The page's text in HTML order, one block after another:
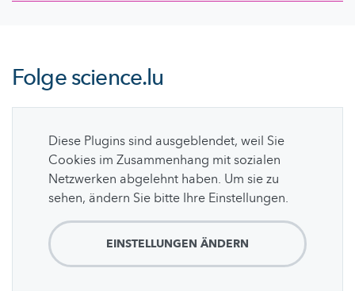
Folgescience.lu
Diese Plugins sind ausgeblendet, weil Sie
Cookies im Zusammenhang mit sozialen
Netzwerken abgelehnt haben. Um sie zu
sehen, ändern Sie bitte Ihre Einstellungen.
EINSTELLUNGEN ÄNDERN